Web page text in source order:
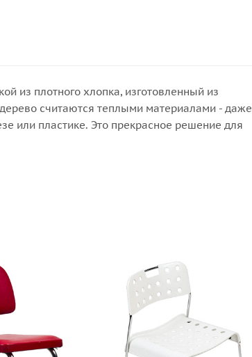
из плотного хлопка, изготовленный из
считаются теплыми материалами - даже
или пластике. Это прекрасное решение для